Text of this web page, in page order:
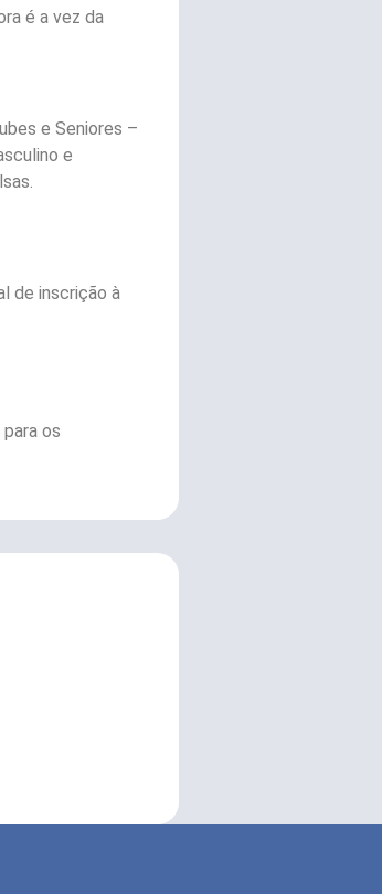
é a vez da
e Seniores –
e
de inscrição à
os